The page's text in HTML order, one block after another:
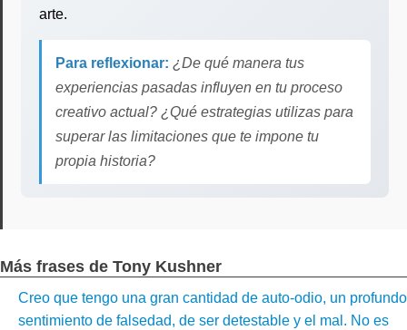
arte.
Para reflexionar: ¿De qué manera tus
experiencias pasadas influyen en tu proceso
creativo actual? ¿Qué estrategias utilizas para
superar las limitaciones que te impone tu
propia historia?
Más frases de Tony Kushner
Creo que tengo una gran cantidad de auto-odio, un profundo
sentimiento de falsedad, de ser detestable y el mal. No es